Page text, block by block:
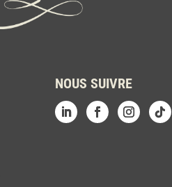
NOUS SUIVRE